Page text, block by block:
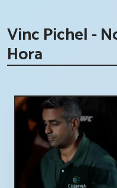
Vinc Pichel -
Hora